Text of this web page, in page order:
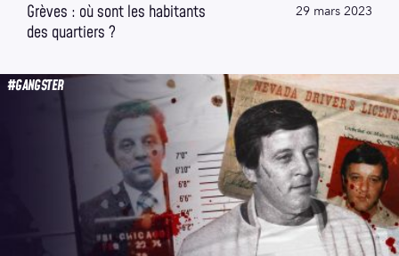
Grèves : où sont les habitants
des quartiers ?
29 mars 2023
#GANGSTER